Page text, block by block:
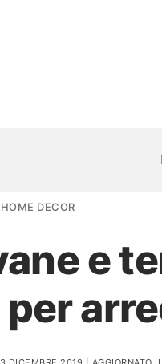
HOME DECOR
e
per